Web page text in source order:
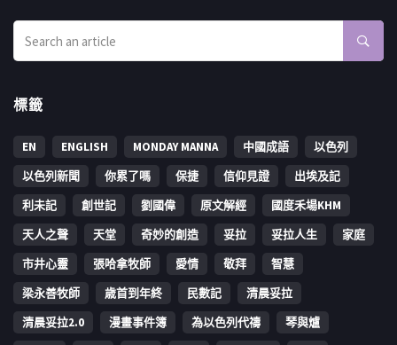
標籤
EN ENGLISH MONDAY MANNA 中國成語
以色列
以色列新聞
你累了嗎 保捷 信仰見證
出埃及記
利未記
創世記 劉國偉 原文解經
國度禾場KHM
天人之聲
天堂 奇妙的創造 妥拉 妥拉人生
家庭
市井心靈
張哈拿牧師 愛情 敬拜
智慧
梁永善牧師
歳首到年終 民數記
清晨妥拉
清晨妥拉2.0
漫畫事件簿 為以色列代禱
琴與爐